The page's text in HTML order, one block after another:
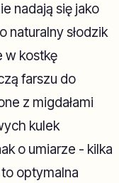
nadają się jako
naturalny słodzik
w kostkę
farszu do
z migdałami
kulek
o umiarze - kilka
optymalna